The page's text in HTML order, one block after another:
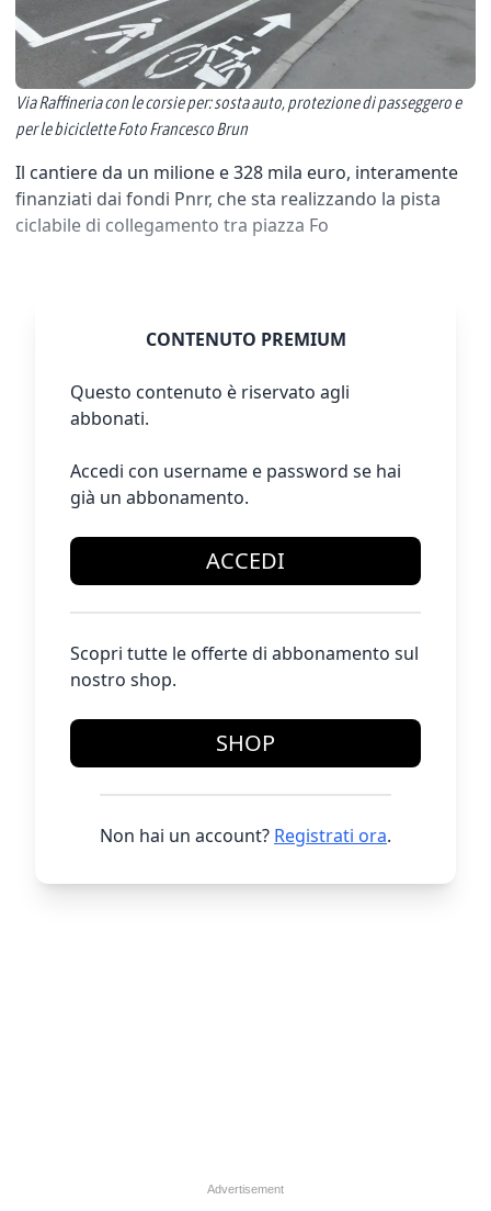
Via Raffineria con le corsie per: sosta auto, protezione di passeggero e
per le biciclette Foto Francesco Brun
Il cantiere da un milione e 328 mila euro, interamente
finanziati dai fondi Pnrr, che sta realizzando la pista
ciclabile di collegamento tra piazza Fo
CONTENUTO PREMIUM
Questo contenuto è riservato agli
abbonati.
Accedi con username e password se hai
già un abbonamento.
ACCEDI
Scopri tutte le offerte di abbonamento sul
nostro shop.
SHOP
Non hai un account? Registrati ora.